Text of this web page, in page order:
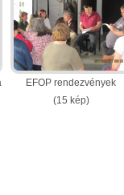
EFOP rendezvények
(15 kép)